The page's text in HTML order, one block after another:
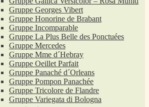
Gruppe Georges Vibert
Gruppe Honorine de Brabant
Gruppe Incomparable
Gruppe La Plus Belle des Ponctuées
Gruppe Mercedes
Gruppe Mme d´Hebray
Gruppe Oeillet Parfait
Gruppe Panaché d´Orleans
Gruppe Pompon Panachée
Gruppe Tricolore de Flandre
Gruppe Variegata di Bologna